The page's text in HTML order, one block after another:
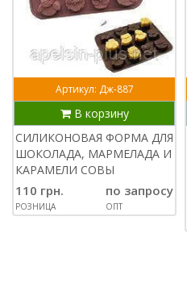
Артикул: Дж-887
В корзину
СИЛИКОНОВАЯ ФОРМА ДЛЯ
ШОКОЛАДА, МАРМЕЛАДА И
КАРАМЕЛИ СОВЫ
110 грн.
РОЗНИЦА
по запросу
ОПТ